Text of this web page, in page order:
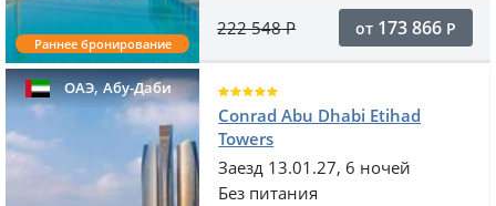
Раннее бронирование
222 548Р от 173 866 Р
ОАЭ,Абу-Даби
Conrad Abu Dhabi Etihad
Towers
Заезд 13.01.27, 6 ночей
Без питания